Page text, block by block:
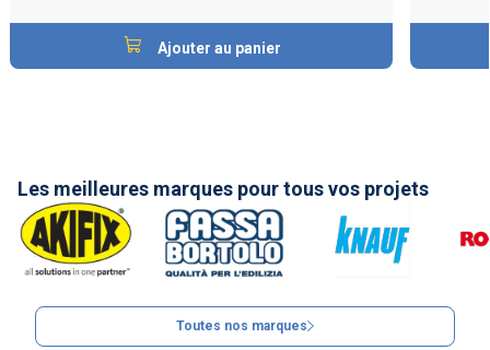
Ajouter au panier
Les meilleures marques pour tous vos projets
Toutes nos marques